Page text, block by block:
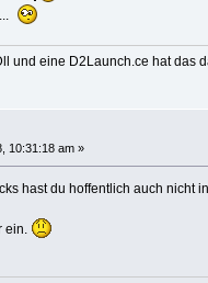
und eine D2Launch.ce hat das
10:31:18 am »
hast du hoffentlich auch nicht
ein.